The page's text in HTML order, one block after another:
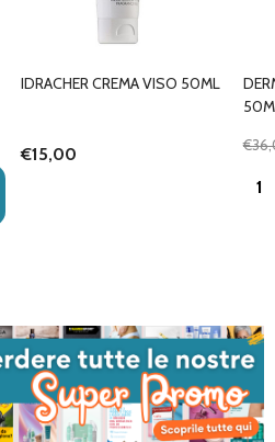
IDRACHER CREMA VISO 50ML
€15,00